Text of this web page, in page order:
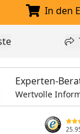
In den
zur
Experten-
Wertvolle